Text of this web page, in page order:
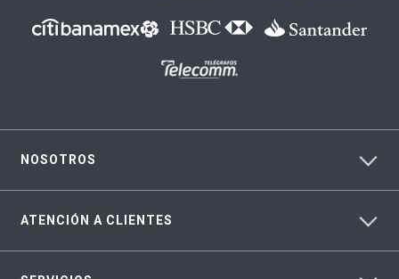
NOSOTROS
ATENCIÓN A CLIENTES